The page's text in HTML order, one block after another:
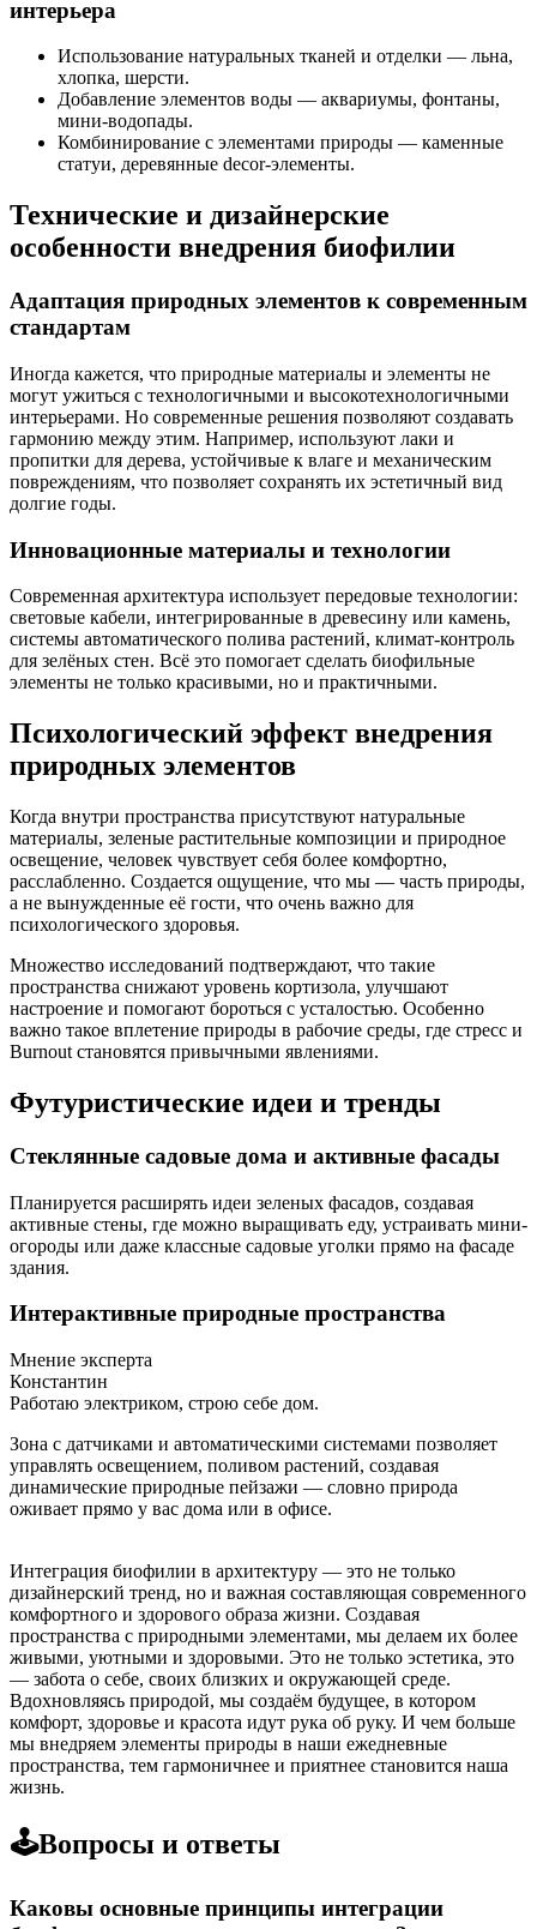
интерьера
Использование натуральных тканей и отделки — льна,
хлопка, шерсти.
Добавление элементов воды — аквариумы, фонтаны,
мини-водопады.
Комбинирование с элементами природы — каменные
статуи, деревянные decor-элементы.
Технические и дизайнерские
особенности внедрения биофилии
Адаптация природных элементов к современным
стандартам
Иногда кажется, что природные материалы и элементы не
могут ужиться с технологичными и высокотехнологичными
интерьерами. Но современные решения позволяют создавать
гармонию между этим. Например, используют лаки и
пропитки для дерева, устойчивые к влаге и механическим
повреждениям, что позволяет сохранять их эстетичный вид
долгие годы.
Инновационные материалы и технологии
Современная архитектура использует передовые технологии:
световые кабели, интегрированные в древесину или камень,
системы автоматического полива растений, климат-контроль
для зелёных стен. Всё это помогает сделать биофильные
элементы не только красивыми, но и практичными.
Психологический эффект внедрения
природных элементов
Когда внутри пространства присутствуют натуральные
материалы, зеленые растительные композиции и природное
освещение, человек чувствует себя более комфортно,
расслабленно. Создается ощущение, что мы — часть природы,
а не вынужденные её гости, что очень важно для
психологического здоровья.
Множество исследований подтверждают, что такие
пространства снижают уровень кортизола, улучшают
настроение и помогают бороться с усталостью. Особенно
важно такое вплетение природы в рабочие среды, где стресс и
Burnout становятся привычными явлениями.
Футуристические идеи и тренды
Стеклянные садовые дома и активные фасады
Планируется расширять идеи зеленых фасадов, создавая
активные стены, где можно выращивать еду, устраивать мини-
огороды или даже классные садовые уголки прямо на фасаде
здания.
Интерактивные природные пространства
Мнение эксперта
Константин
Работаю электриком, строю себе дом.
Зона с датчиками и автоматическими системами позволяет
управлять освещением, поливом растений, создавая
динамические природные пейзажи — словно природа
оживает прямо у вас дома или в офисе.
Интеграция биофилии в архитектуру — это не только
дизайнерский тренд, но и важная составляющая современного
комфортного и здорового образа жизни. Создавая
пространства с природными элементами, мы делаем их более
живыми, уютными и здоровыми. Это не только эстетика, это
— забота о себе, своих близких и окружающей среде.
Вдохновляясь природой, мы создаём будущее, в котором
комфорт, здоровье и красота идут рука об руку. И чем больше
мы внедряем элементы природы в наши ежедневные
пространства, тем гармоничнее и приятнее становится наша
жизнь.
🕹️Вопросы и ответы
Каковы основные принципы интеграции